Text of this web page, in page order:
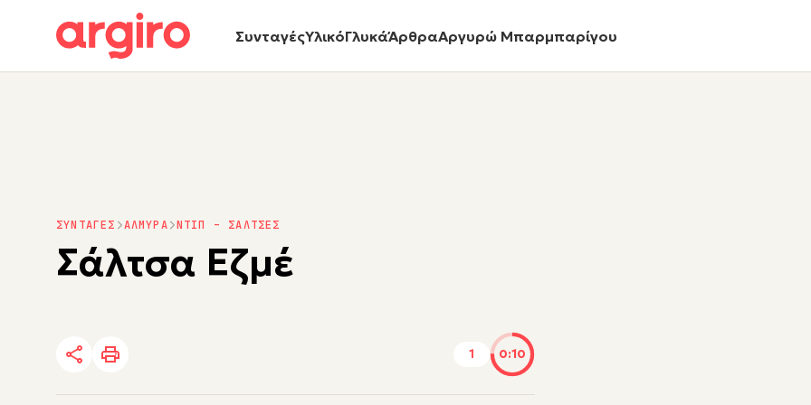
ΣυνταγέςΥλικόΓλυκάΆρθραΑργυρώ Μπαρμπαρίγου
ΣΥΝΤΑΓΕΣ ΑΛΜΥΡΑ ΝΤΙΠ – ΣΑΛΤΣΕΣ
Σάλτσα Εζμέ
1 0:10